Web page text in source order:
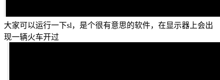
大家可以运行一下sl，是个很有意思的软件，在显示器上会出
现一辆火车开过